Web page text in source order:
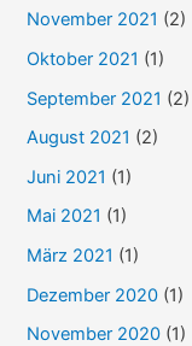
November 2021 (2)
Oktober 2021 (1)
September 2021 (2)
August 2021 (2)
Juni 2021 (1)
Mai 2021 (1)
März 2021 (1)
Dezember 2020 (1)
November 2020 (1)